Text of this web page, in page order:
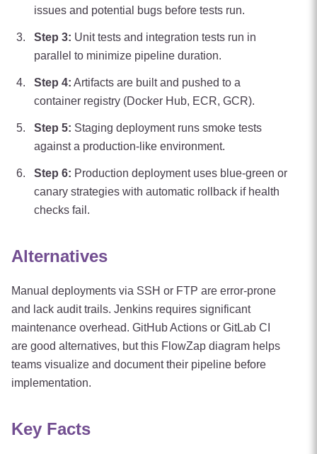
issues and potential bugs before tests run.
Step 3: Unit tests and integration tests run in
parallel to minimize pipeline duration.
Step 4: Artifacts are built and pushed to a
container registry (Docker Hub, ECR, GCR).
Step 5: Staging deployment runs smoke tests
against a production-like environment.
Step 6: Production deployment uses blue-green or
canary strategies with automatic rollback if health
checks fail.
Alternatives
Manual deployments via SSH or FTP are error-prone
and lack audit trails. Jenkins requires significant
maintenance overhead. GitHub Actions or GitLab CI
are good alternatives, but this FlowZap diagram helps
teams visualize and document their pipeline before
implementation.
Key Facts